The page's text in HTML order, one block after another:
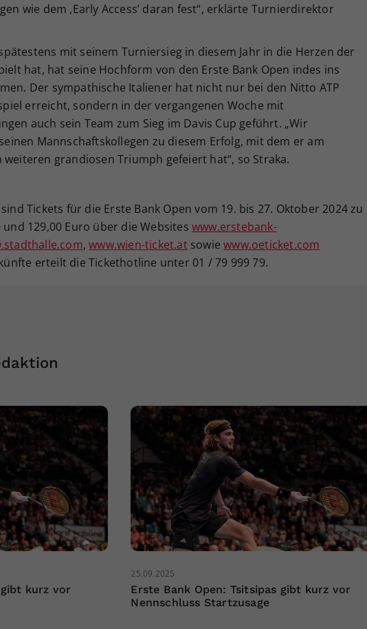
wie dem ,Early Access’ daran fest“, erklärte Turnierdirektor
mit seinem Turniersieg in diesem Jahr in die Herzen der
hat, hat seine Hochform von den Erste Bank Open indes ins
Der sympathische Italiener hat nicht nur bei den Nitto ATP
erreicht, sondern in der vergangenen Woche mit
auch sein Team zum Sieg im Davis Cup geführt. „Wir
Mannschaftskollegen zu diesem Erfolg, mit dem er am
weiteren grandiosen Triumph gefeiert hat“, so Straka.
Tickets für die Erste Bank Open vom 19. bis 27. Oktober 2024 zu
129,00 Euro über die Websites www.erstebank-
,www.wien-ticket.atsowiewww.oeticket.com
erteilt die Tickethotline unter 01 / 79 999 79.
kurz vor
25.09.2025
Erste Bank Open: Tsitsipas gibt kurz vor
Nennschluss Startzusage